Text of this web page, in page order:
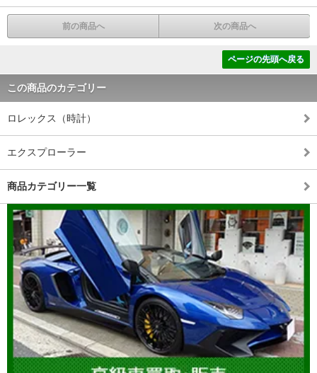
前の商品へ 次の商品へ
ページの先頭へ戻る
この商品のカテゴリー
ロレックス（時計）
エクスプローラー
商品カテゴリー一覧